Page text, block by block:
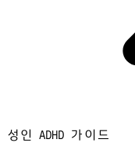
성인 ADHD 가이드